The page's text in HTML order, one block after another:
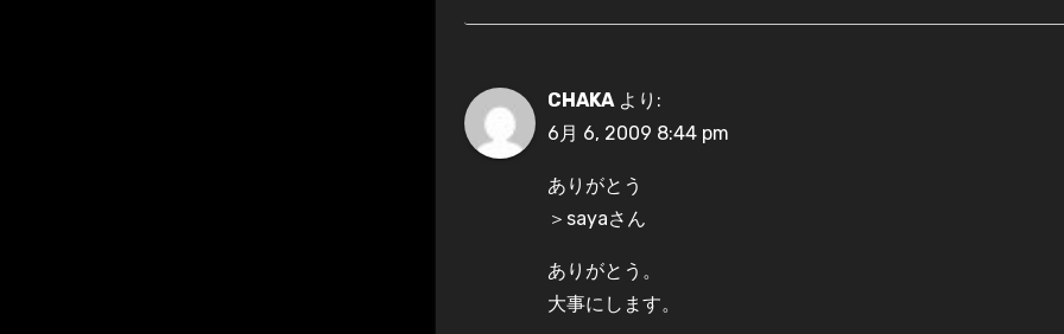
CHAKA より:
6月 6, 2009 8:44 pm
ありがとう
＞sayaさん
ありがとう。
大事にします。